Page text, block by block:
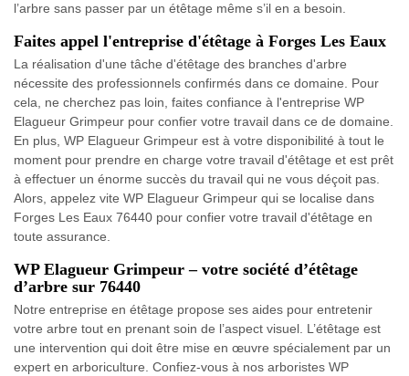
l’arbre sans passer par un étêtage même s’il en a besoin.
Faites appel l'entreprise d'étêtage à Forges Les Eaux
La réalisation d'une tâche d'étêtage des branches d'arbre
nécessite des professionnels confirmés dans ce domaine. Pour
cela, ne cherchez pas loin, faites confiance à l'entreprise WP
Elagueur Grimpeur pour confier votre travail dans ce de domaine.
En plus, WP Elagueur Grimpeur est à votre disponibilité à tout le
moment pour prendre en charge votre travail d'étêtage et est prêt
à effectuer un énorme succès du travail qui ne vous déçoit pas.
Alors, appelez vite WP Elagueur Grimpeur qui se localise dans
Forges Les Eaux 76440 pour confier votre travail d'étêtage en
toute assurance.
WP Elagueur Grimpeur – votre société d’étêtage
d’arbre sur 76440
Notre entreprise en étêtage propose ses aides pour entretenir
votre arbre tout en prenant soin de l’aspect visuel. L’étêtage est
une intervention qui doit être mise en œuvre spécialement par un
expert en arboriculture. Confiez-vous à nos arboristes WP